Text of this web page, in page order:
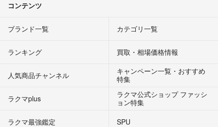
コンテンツ
ブランド一覧 カテゴリ一覧
ランキング 買取・相場価格情報
人気商品チャンネル
キャンペーン一覧・おすすめ
特集
ラクマplus
ラクマ公式ショップ ファッシ
ョン特集
ラクマ最強鑑定
SPU